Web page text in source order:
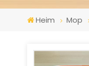
Heim Mop